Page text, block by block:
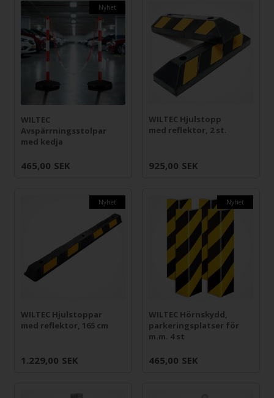
Nyhet
WILTEC
Avspärrningsstolpar
med kedja
465,00 SEK
WILTEC Hjulstopp
med reflektor, 2 st.
925,00 SEK
Nyhet
WILTEC Hjulstoppar
med reflektor, 165 cm
1.229,00 SEK
Nyhet
WILTEC Hörnskydd,
parkeringsplatser för
m.m. 4 st
465,00 SEK